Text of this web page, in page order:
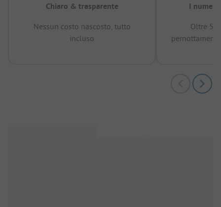
Chiaro & trasparente
Nessun costo nascosto, tutto
incluso
I numeri
Oltre